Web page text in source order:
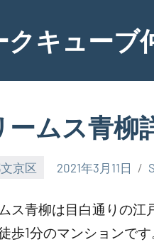
クキューブ
ームス青柳
京区 2021年3月11日
ス青柳は目白通りの江
歩1分のマンションです